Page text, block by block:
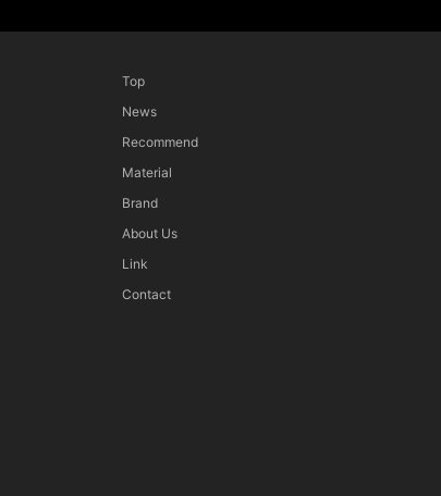
Top
News
Recommend
Material
Brand
About Us
Link
Contact